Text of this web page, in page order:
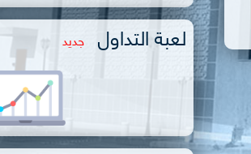
لعبة التداول جديد